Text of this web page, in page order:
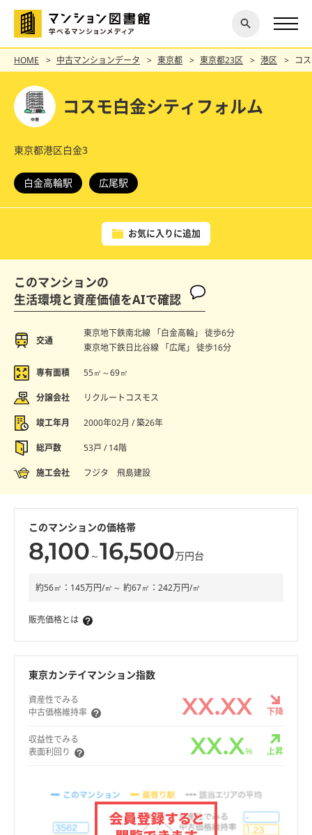
探す
閉じ
る
HOME 中古マンションデータ 東京都 東京都23区 港区 コ
コスモ白金シティフォルム
東京都港区白金3
白金高輪駅 広尾駅
お気に入りに追加
このマンションの
生活環境と資産価値をAIで確認
交通
東京地下鉄南北線 「白金高輪」 徒歩6分
東京地下鉄日比谷線 「広尾」 徒歩16分
専有面積 55㎡～69㎡
分譲会社 リクルートコスモス
竣工年月 2000年02月 / 築26年
総戸数 53戸 / 14階
施工会社 フジタ 飛島建設
このマンションの価格帯
8,100 ～16,500万円台
約56㎡：145万円/㎡～ 約67㎡：242万円/㎡
販売価格とは
東京カンテイマンション指数
資産性でみる
中古価格維持率
XX.XX 下降
収益性でみる
表面利回り
XX.X% 上昇